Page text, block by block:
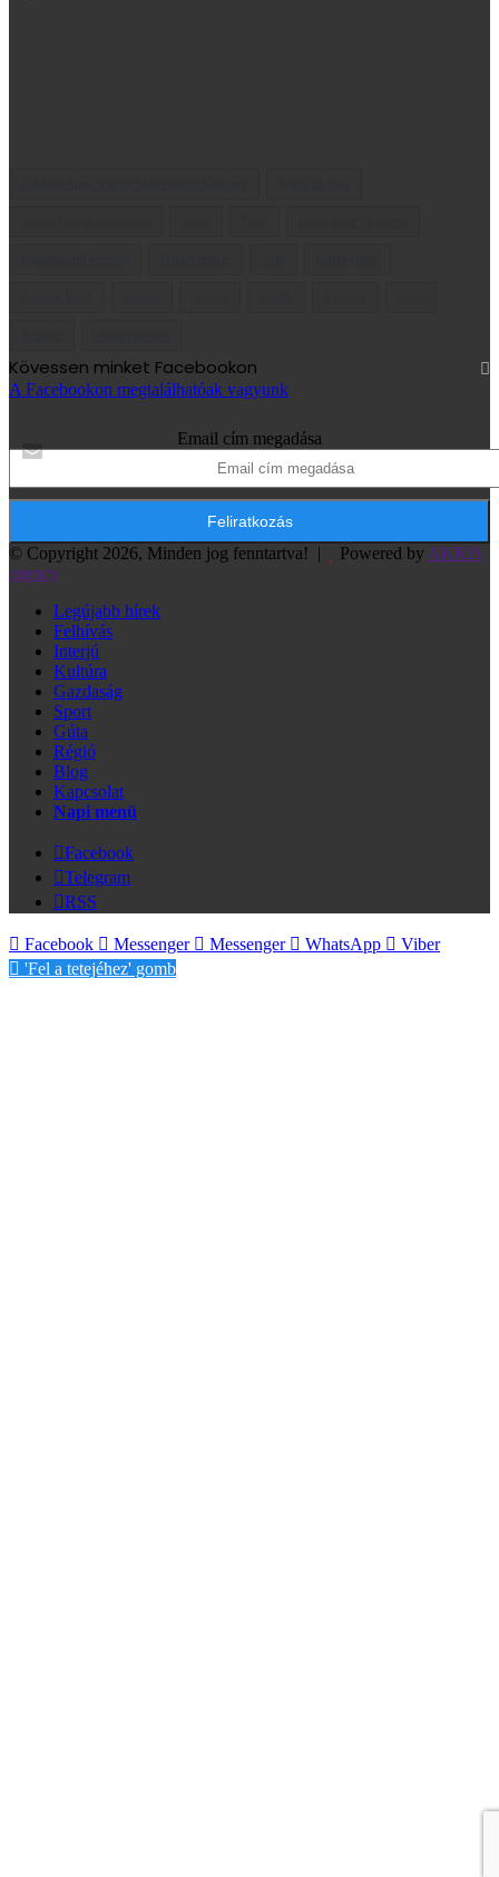
Kövessen minket Facebookon
A Facebookon megtalálhatóak vagyunk
Email cím megadása
© Copyright 2026, Minden jog fenntartva! | Powered by AKRIS
agency
Legújabb hírek
Felhívás
Interjú
Kultúra
Gazdaság
Sport
Gúta
Régió
Blog
Kapcsolat
Napi menü
Facebook
Telegram
RSS
Facebook Messenger Messenger WhatsApp
Viber
'Fel a tetejéhez' gomb